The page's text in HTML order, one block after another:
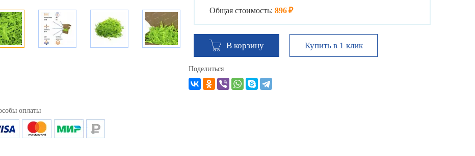
Общая стоимость: 896 ₽
В корзину Купить в 1 клик
Поделиться
оплаты